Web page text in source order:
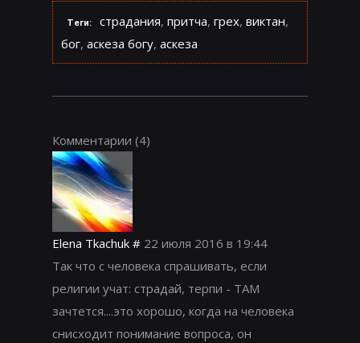
Теги: страдания, притча, грех, виктан,
бог, аскеза богу, аскеза
Комментарии (4)
Elena Tkachuk # 22 июля 2016 в 19:44
Так что с человека спрашивать, если
религии учат: страдай, терпи - ТАМ
зачтется....это хорошо, когда на человека
снисходит понимание вопроса, он